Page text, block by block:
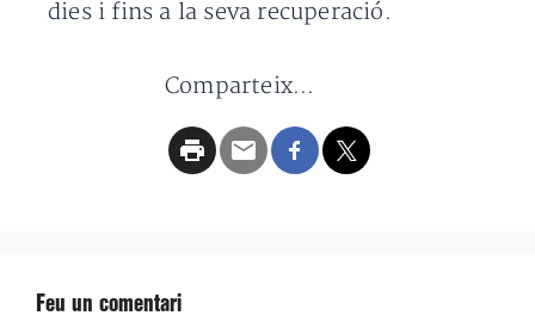
dies i fins a la seva recuperació.
Comparteix...
Feu un comentari